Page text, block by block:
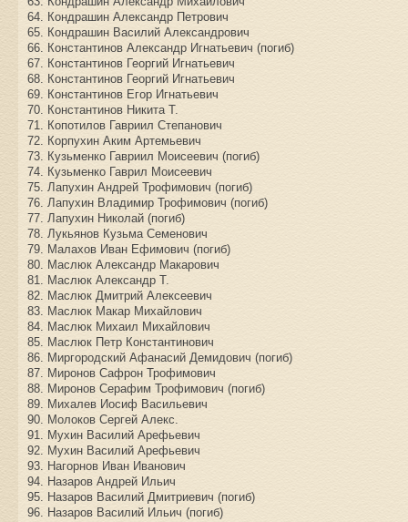
64. Кондрашин Александр Петрович
65. Кондрашин Василий Александрович
66. Константинов Александр Игнатьевич (погиб)
67. Константинов Георгий Игнатьевич
68. Константинов Георгий Игнатьевич
69. Константинов Егор Игнатьевич
70. Константинов Никита Т.
71. Копотилов Гавриил Степанович
72. Корпухин Аким Артемьевич
73. Кузьменко Гавриил Моисеевич (погиб)
74. Кузьменко Гаврил Моисеевич
75. Лапухин Андрей Трофимович (погиб)
76. Лапухин Владимир Трофимович (погиб)
77. Лапухин Николай (погиб)
78. Лукьянов Кузьма Семенович
79. Малахов Иван Ефимович (погиб)
80. Маслюк Александр Макарович
81. Маслюк Александр Т.
82. Маслюк Дмитрий Алексеевич
83. Маслюк Макар Михайлович
84. Маслюк Михаил Михайлович
85. Маслюк Петр Константинович
86. Миргородский Афанасий Демидович (погиб)
87. Миронов Сафрон Трофимович
88. Миронов Серафим Трофимович (погиб)
89. Михалев Иосиф Васильевич
90. Молоков Сергей Алекс.
91. Мухин Василий Арефьевич
92. Мухин Василий Арефьевич
93. Нагорнов Иван Иванович
94. Назаров Андрей Ильич
95. Назаров Василий Дмитриевич (погиб)
96. Назаров Василий Ильич (погиб)